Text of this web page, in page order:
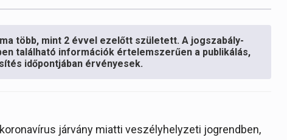
több, mint 2 évvel ezelőtt született. A jogszabály-
található információk értelemszerűen a publikálás,
időpontjában érvényesek.
járvány miatti veszélyhelyzeti jogrendben,